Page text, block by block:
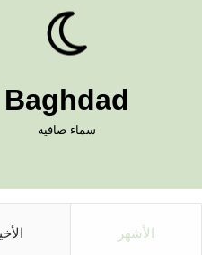
Baghdad
سماء صافية
الأشهر